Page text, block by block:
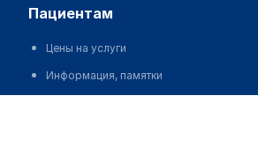
пациентам
Цены на услуги
Информация, памятки